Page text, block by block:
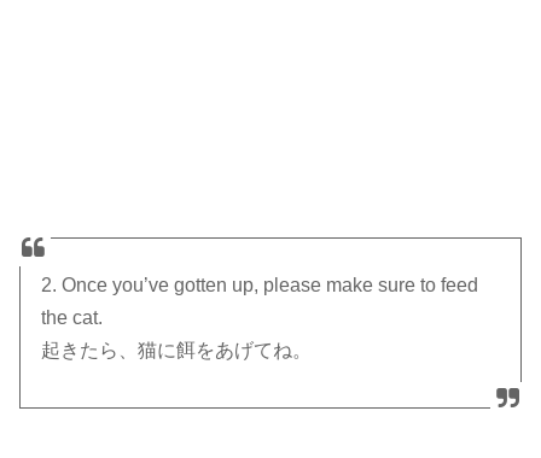
2. Once you’ve gotten up, please make sure to feed
the cat.
起きたら、猫に餌をあげてね。